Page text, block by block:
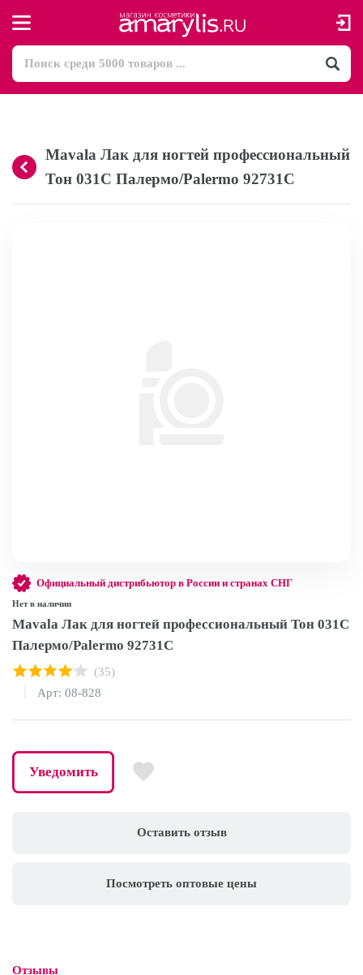
Mavala Лак для ногтей профессиональный
Тон 031C Палермо/Palermo 92731С
Оставить отзыв
Посмотреть оптовые цены
Официальный дистрибьютор в России и странах СНГ
Нет в наличии
Mavala Лак для ногтей профессиональный Тон 031C
Палермо/Palermo 92731С
(35)
Арт: 08-828
Уведомить
Отзывы